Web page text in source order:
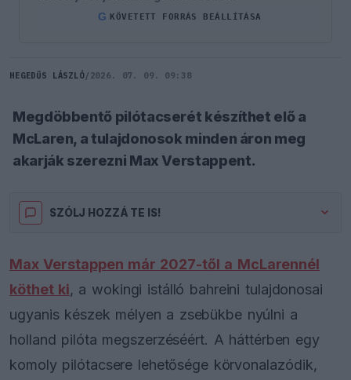
G KÖVETETT FORRÁS BEÁLLÍTÁSA
HEGEDŰS LÁSZLÓ/ 2026. 07. 09. 09:38
Megdöbbentő pilótacserét készíthet elő a
McLaren, a tulajdonosok minden áron meg
akarják szerezni Max Verstappent.
SZÓLJ HOZZÁ TE IS!
Max Verstappen már 2027-től a McLarennél
köthet ki, a wokingi istálló bahreini tulajdonosai
ugyanis készek mélyen a zsebükbe nyúlni a
holland pilóta megszerzéséért. A háttérben egy
komoly pilótacsere lehetősége körvonalazódik,